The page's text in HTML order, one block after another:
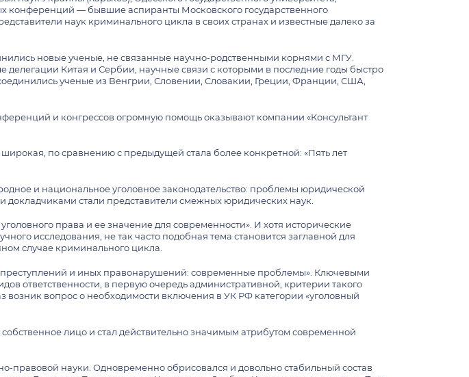
Общая информация о магистратуре
Положение о магистратуре
Поступление в магистратуру
Дни открытых дверей и выставки
Кадровый состав магистратуры
Контактная информация
ПЛАТНОЕ ОБУЧЕНИЕ
Процедуры взаимодействия
Банковские реквизиты
Памятка для студентов, обучающихся на контрактной основе
Контактная информация
Ломоносова
Объявления
Вопросы личной безопасности
Правила внутреннего распорядка МГУ
конференций — бывшие аспиранты Московского государственного
наук криминального цикла в своих странах и известные далеко за
новые ученые, не связанные научно-родственными корнями с МГУ.
делегации Китая и Сербии, научные связи с которыми в последние годы быстро
ученые из Венгрии, Словении, Словакии, Греции, Франции, США,
и конгрессов огромную помощь оказывают компании «Консультант
по сравнению с предыдущей стала более конкретной: «Пять лет
и национальное уголовное законодательство: проблемы юридической
стали представители смежных юридических наук.
права и ее значение для современности». И хотя исторические
исследования, не так часто подобная тема становится заглавной для
случае криминального цикла.
преступлений и иных правонарушений: современные проблемы». Ключевыми
ответственности, в первую очередь административной, критерии такого
возник вопрос о необходимости включения в УК РФ категории «уголовный
лицо и стал действительно значимым атрибутом современной
правовой науки. Одновременно обрисовался и довольно стабильный состав